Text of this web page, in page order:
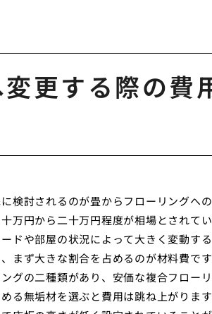
更する際の費
検討されるのが畳からフローリングへ
万円から二十万円程度が相場とされてい
ドや部屋の状況によって大きく変動す
まず大きな割合を占めるのが材料費で
グの二種類があり、安価な複合フロー
る無垢材を選ぶと費用は跳ね上がりま